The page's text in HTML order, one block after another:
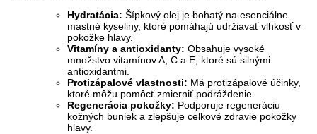
Hydratácia: Šípkový olej je bohatý na esenciálne
mastné kyseliny, ktoré pomáhajú udržiavať vlhkosť v
pokožke hlavy.
Vitamíny a antioxidanty: Obsahuje vysoké
množstvo vitamínov A, C a E, ktoré sú silnými
antioxidantmi.
Protizápalové vlastnosti: Má protizápalové účinky,
ktoré môžu pomôcť zmierniť podráždenie.
Regenerácia pokožky: Podporuje regeneráciu
kožných buniek a zlepšuje celkové zdravie pokožky
hlavy.